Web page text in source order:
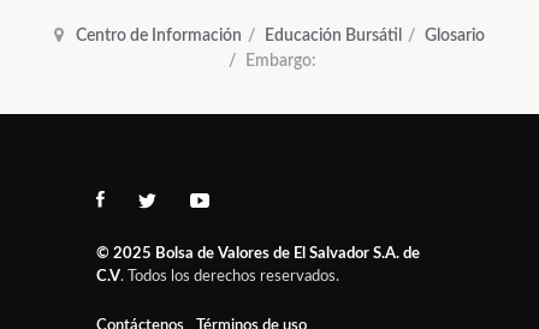
Centro de Información Educación Bursátil
Glosario
Embargo:
© 2025 Bolsa de Valores de El Salvador S.A. de
C.V. Todos los derechos reservados.